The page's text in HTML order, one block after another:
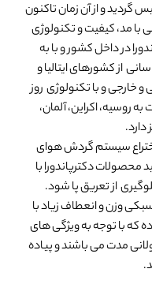
- ایران تاسیس گردید و از آن زمان تاکنون
با مد، کیفیت و تکنولوژی
در داخل کشور و با به
از کشورهای ایتالیا و
و خارجی و با تکنولوژی روز
روسیه، اکراین، آلمان،
دارد.
اختراع سیستم گردش هوای
دکترپاندورا با
از تعریق پا شود.
وزن و انعطاف زیاد با
که با توجه به ویژگی های
مدت می باشند و پیاده